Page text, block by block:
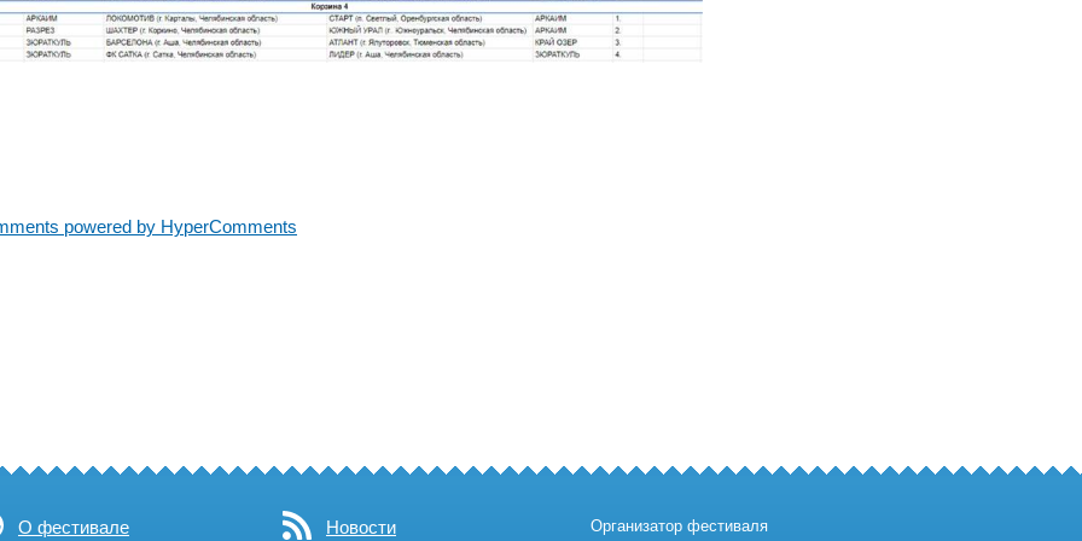
powered by HyperComments
О фестивале Новости Организатор фестиваля